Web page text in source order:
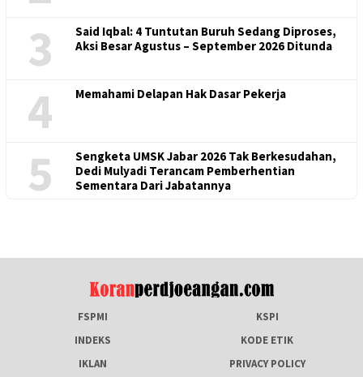
3
Said Iqbal: 4 Tuntutan Buruh Sedang Diproses,
Aksi Besar Agustus – September 2026 Ditunda
4 Memahami Delapan Hak Dasar Pekerja
5
Sengketa UMSK Jabar 2026 Tak Berkesudahan,
Dedi Mulyadi Terancam Pemberhentian
Sementara Dari Jabatannya
FSPMI
KSPI
INDEKS
KODE ETIK
IKLAN
PRIVACY POLICY